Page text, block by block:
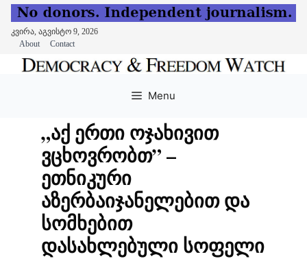
კვირა, აგვისტო 9, 2026
About
Contact
Menu
„აქ ერთი ოჯახივით
ვცხოვრობთ” –
ეთნიკური
აზერბაიჯანელებით და
სომხებით
დასახლებული სოფელი